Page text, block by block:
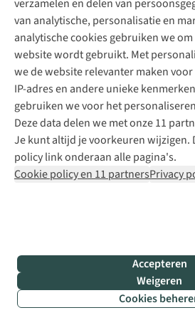
verzamelen en delen van
van analytische, personalisatie en
analytische cookies gebruiken we
website wordt gebruikt. Met
we de website relevanter maken
IP-adres en andere unieke
gebruiken we voor het
Deze data delen we met onze 11
Je kunt altijd je voorkeuren wijzigen.
policy link onderaan alle pagina's.
Cookie policy en 11 partnersPrivacy
Accepteren
Weigeren
Cookies
+31 6 12 28 49 80
Contactformulier